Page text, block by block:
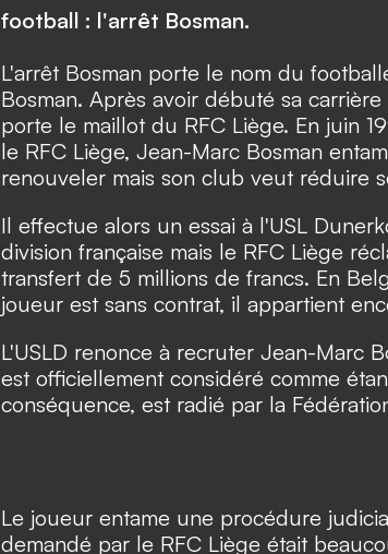
football : l'arrêt Bosman.
L'arrêt Bosman porte le nom du
Bosman. Après avoir débuté sa
porte le maillot du RFC Liège. En juin
le RFC Liège, Jean-Marc Bosman
renouveler mais son club veut réduire
Il effectue alors un essai à l'USL
division française mais le RFC Liège
transfert de 5 millions de francs. En
joueur est sans contrat, il appartient
L'USLD renonce à recruter Jean-Marc
est officiellement considéré comme
conséquence, est radié par la
Le joueur entame une procédure
demandé par le RFC Liège était